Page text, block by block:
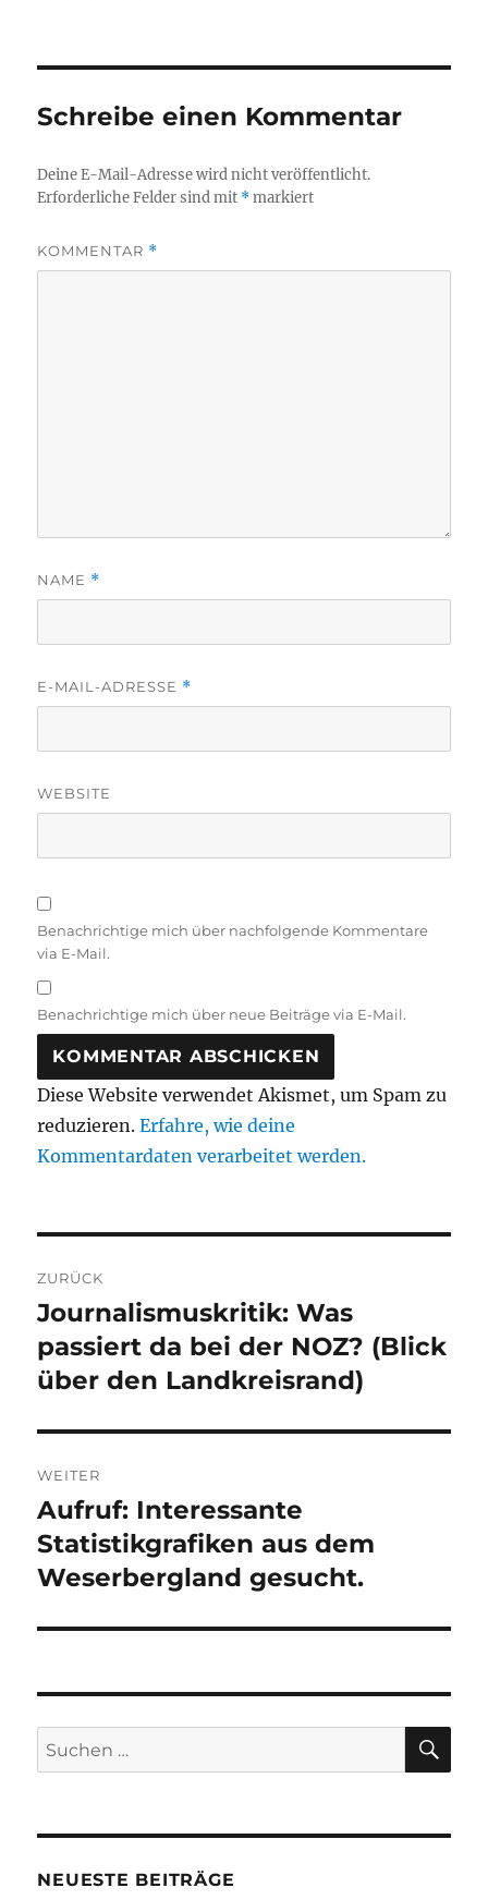
Schreibe einen Kommentar
Deine E-Mail-Adresse wird nicht veröffentlicht.
Erforderliche Felder sind mit *markiert
KOMMENTAR *
NAME *
E-MAIL-ADRESSE *
WEBSITE
Benachrichtige mich über nachfolgende Kommentare
via E-Mail.
Benachrichtige mich über neue Beiträge via E-Mail.
Diese Website verwendet Akismet, um Spam zu
reduzieren.Erfahre, wie deine
Kommentardaten verarbeitet werden.
ZURÜCK
Vorheriger
Beitrag:
Journalismuskritik: Was
passiert da bei der NOZ? (Blick
über den Landkreisrand)
WEITER
Nächster
Beitrag:
Aufruf: Interessante
Statistikgrafiken aus dem
Weserbergland gesucht.
Suchen
nach:
NEUESTE BEITRÄGE